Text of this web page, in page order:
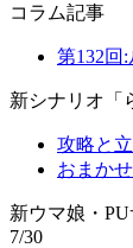
コラム記事
第132回
新シナリオ「
攻略と
おまか
新ウマ娘・PU
7/30